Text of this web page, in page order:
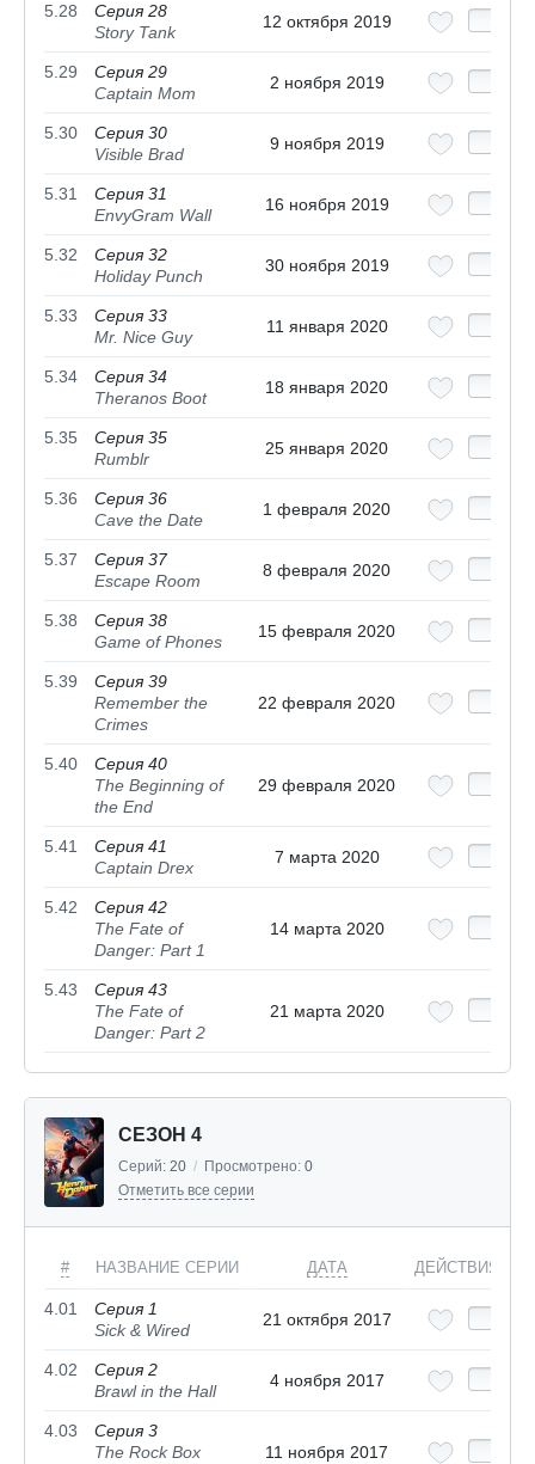
5.28
Серия 28
Story Tank
12 октября 2019
5.29
Серия 29
Captain Mom
2 ноября 2019
5.30
Серия 30
Visible Brad
9 ноября 2019
5.31
Серия 31
EnvyGram Wall
16 ноября 2019
5.32
Серия 32
Holiday Punch
30 ноября 2019
5.33
Серия 33
Mr. Nice Guy
11 января 2020
5.34
Серия 34
Theranos Boot
18 января 2020
5.35
Серия 35
Rumblr
25 января 2020
5.36
Серия 36
Cave the Date
1 февраля 2020
5.37
Серия 37
Escape Room
8 февраля 2020
5.38
Серия 38
Game of Phones
15 февраля 2020
5.39
Серия 39
Remember the
Crimes
22 февраля 2020
5.40
Серия 40
The Beginning of
the End
29 февраля 2020
5.41
Серия 41
Captain Drex
7 марта 2020
5.42
Серия 42
The Fate of
Danger: Part 1
14 марта 2020
5.43
Серия 43
The Fate of
Danger: Part 2
21 марта 2020
СЕЗОН 4
Серий: 20 / Просмотрено: 0
Отметить все серии
# НАЗВАНИЕ СЕРИИ ДАТА ДЕЙСТВИЯ
4.01
Серия 1
Sick & Wired
21 октября 2017
4.02
Серия 2
Brawl in the Hall
4 ноября 2017
4.03
Серия 3
The Rock Box
11 ноября 2017